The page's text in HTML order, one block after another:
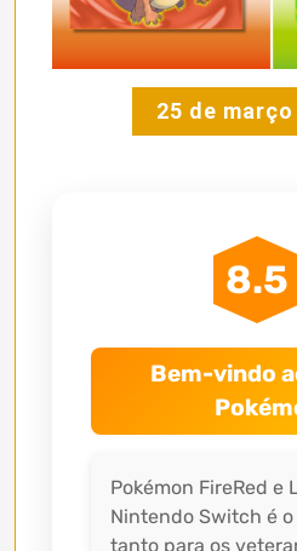
25 de
8.5
Bem-vindo
Pokémon FireRed e
Nintendo Switch é
tanto para os